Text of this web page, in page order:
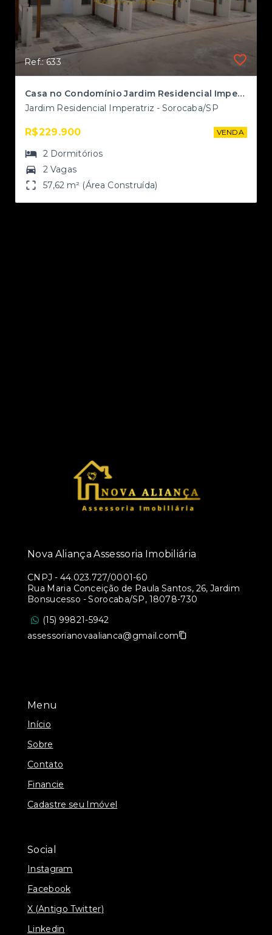
Ref.: 633
Casa no Condomínio Jardim Residencial Imperatriz
Jardim Residencial Imperatriz - Sorocaba/SP
R$229.900 VENDA
2 Dormitórios
2 Vagas
57,62 m² (Área Construída)
Menu
Início
Sobre
Contato
Financie
Cadastre seu Imóvel
Social
Instagram
Facebook
X (Antigo Twitter)
Linkedin
Nova Aliança Assessoria Imobiliária
CNPJ - 44.023.727/0001-60
Rua Maria Conceição de Paula Santos, 26, Jardim
Bonsucesso - Sorocaba/SP, 18078-730
(15) 99821-5942
assessorianovaalianca@gmail.com